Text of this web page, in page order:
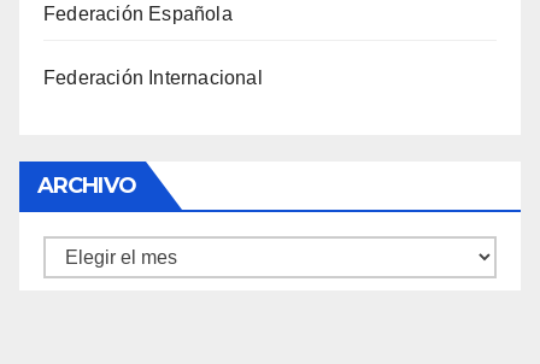
Federación Española
Federación Internacional
ARCHIVO
Archivo